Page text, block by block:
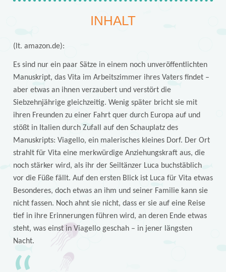
INHALT
(lt. amazon.de):
Es sind nur ein paar Sätze in einem noch unveröffentlichten
Manuskript, das Vita im Arbeitszimmer ihres Vaters findet –
aber etwas an ihnen verzaubert und verstört die
Siebzehnjährige gleichzeitig. Wenig später bricht sie mit
ihren Freunden zu einer Fahrt quer durch Europa auf und
stößt in Italien durch Zufall auf den Schauplatz des
Manuskripts: Viagello, ein malerisches kleines Dorf. Der Ort
strahlt für Vita eine merkwürdige Anziehungskraft aus, die
noch stärker wird, als ihr der Seiltänzer Luca buchstäblich
vor die Füße fällt. Auf den ersten Blick ist Luca für Vita etwas
Besonderes, doch etwas an ihm und seiner Familie kann sie
nicht fassen. Noch ahnt sie nicht, dass er sie auf eine Reise
tief in ihre Erinnerungen führen wird, an deren Ende etwas
steht, was einst in Viagello geschah – in jener längsten
Nacht.